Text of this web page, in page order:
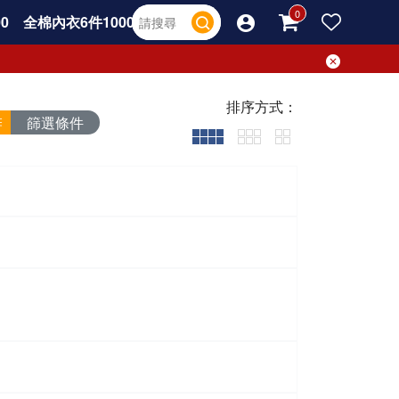
全棉內衣6件1000
篩選條件
排序方式：